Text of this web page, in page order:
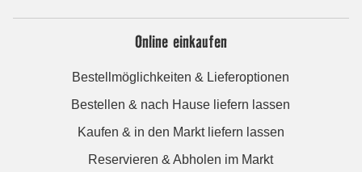
Online einkaufen
Bestellmöglichkeiten & Lieferoptionen
Bestellen & nach Hause liefern lassen
Kaufen & in den Markt liefern lassen
Reservieren & Abholen im Markt